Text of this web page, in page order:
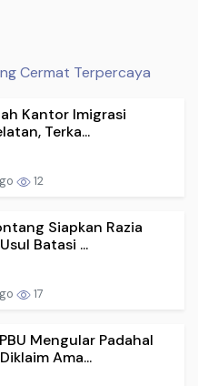
Cermat Terpercaya
Kantor Imigrasi
Terka...
12
Siapkan Razia
Batasi ...
17
Mengular Padahal
Ama...